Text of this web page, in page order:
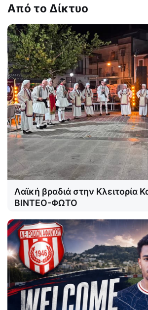
Από το Δίκτυο
Λαϊκή βραδιά στην Κλειτορία
ΒΙΝΤΕΟ-ΦΩΤΟ